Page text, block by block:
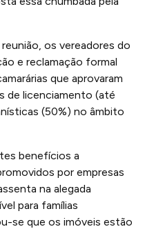
os vereadores do
e reclamação formal
que aprovaram
de licenciamento (até
(50%) no âmbito
benefícios a
por empresas
na alegada
para famílias
se que os imóveis estão